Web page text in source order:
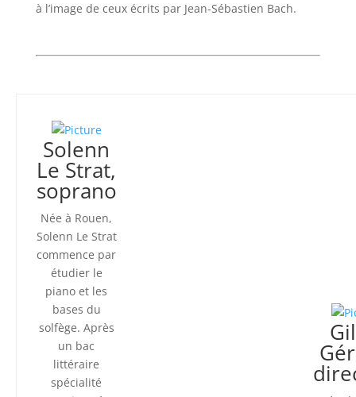
à l’image de ceux écrits par Jean-Sébastien Bach.
Solenn
Le Strat,
soprano
Née à Rouen,
Solenn Le Strat
commence par
étudier le
piano et les
bases du
solfège. Après
un bac
littéraire
spécialité